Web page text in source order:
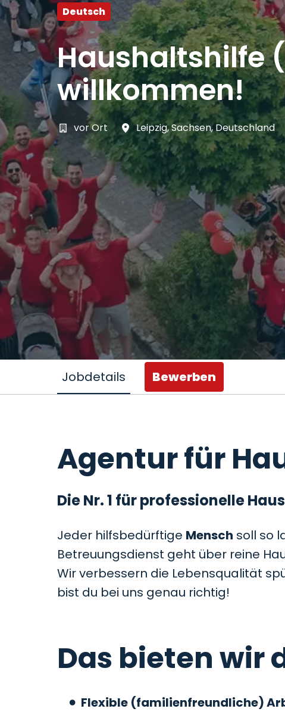
Deutsch
Haushaltshilfe
willkommen!
vor Ort Leipzig,Sachsen,Deutschland
Jobdetails Bewerben
Agentur für
Die Nr. 1 für professionelle
Jeder hilfsbedürftige Mensch soll so
Betreuungsdienst geht über reine
Wir verbessern die Lebensqualität
bist du bei uns genau richtig!
Das bieten wir
Flexible (familienfreundliche)